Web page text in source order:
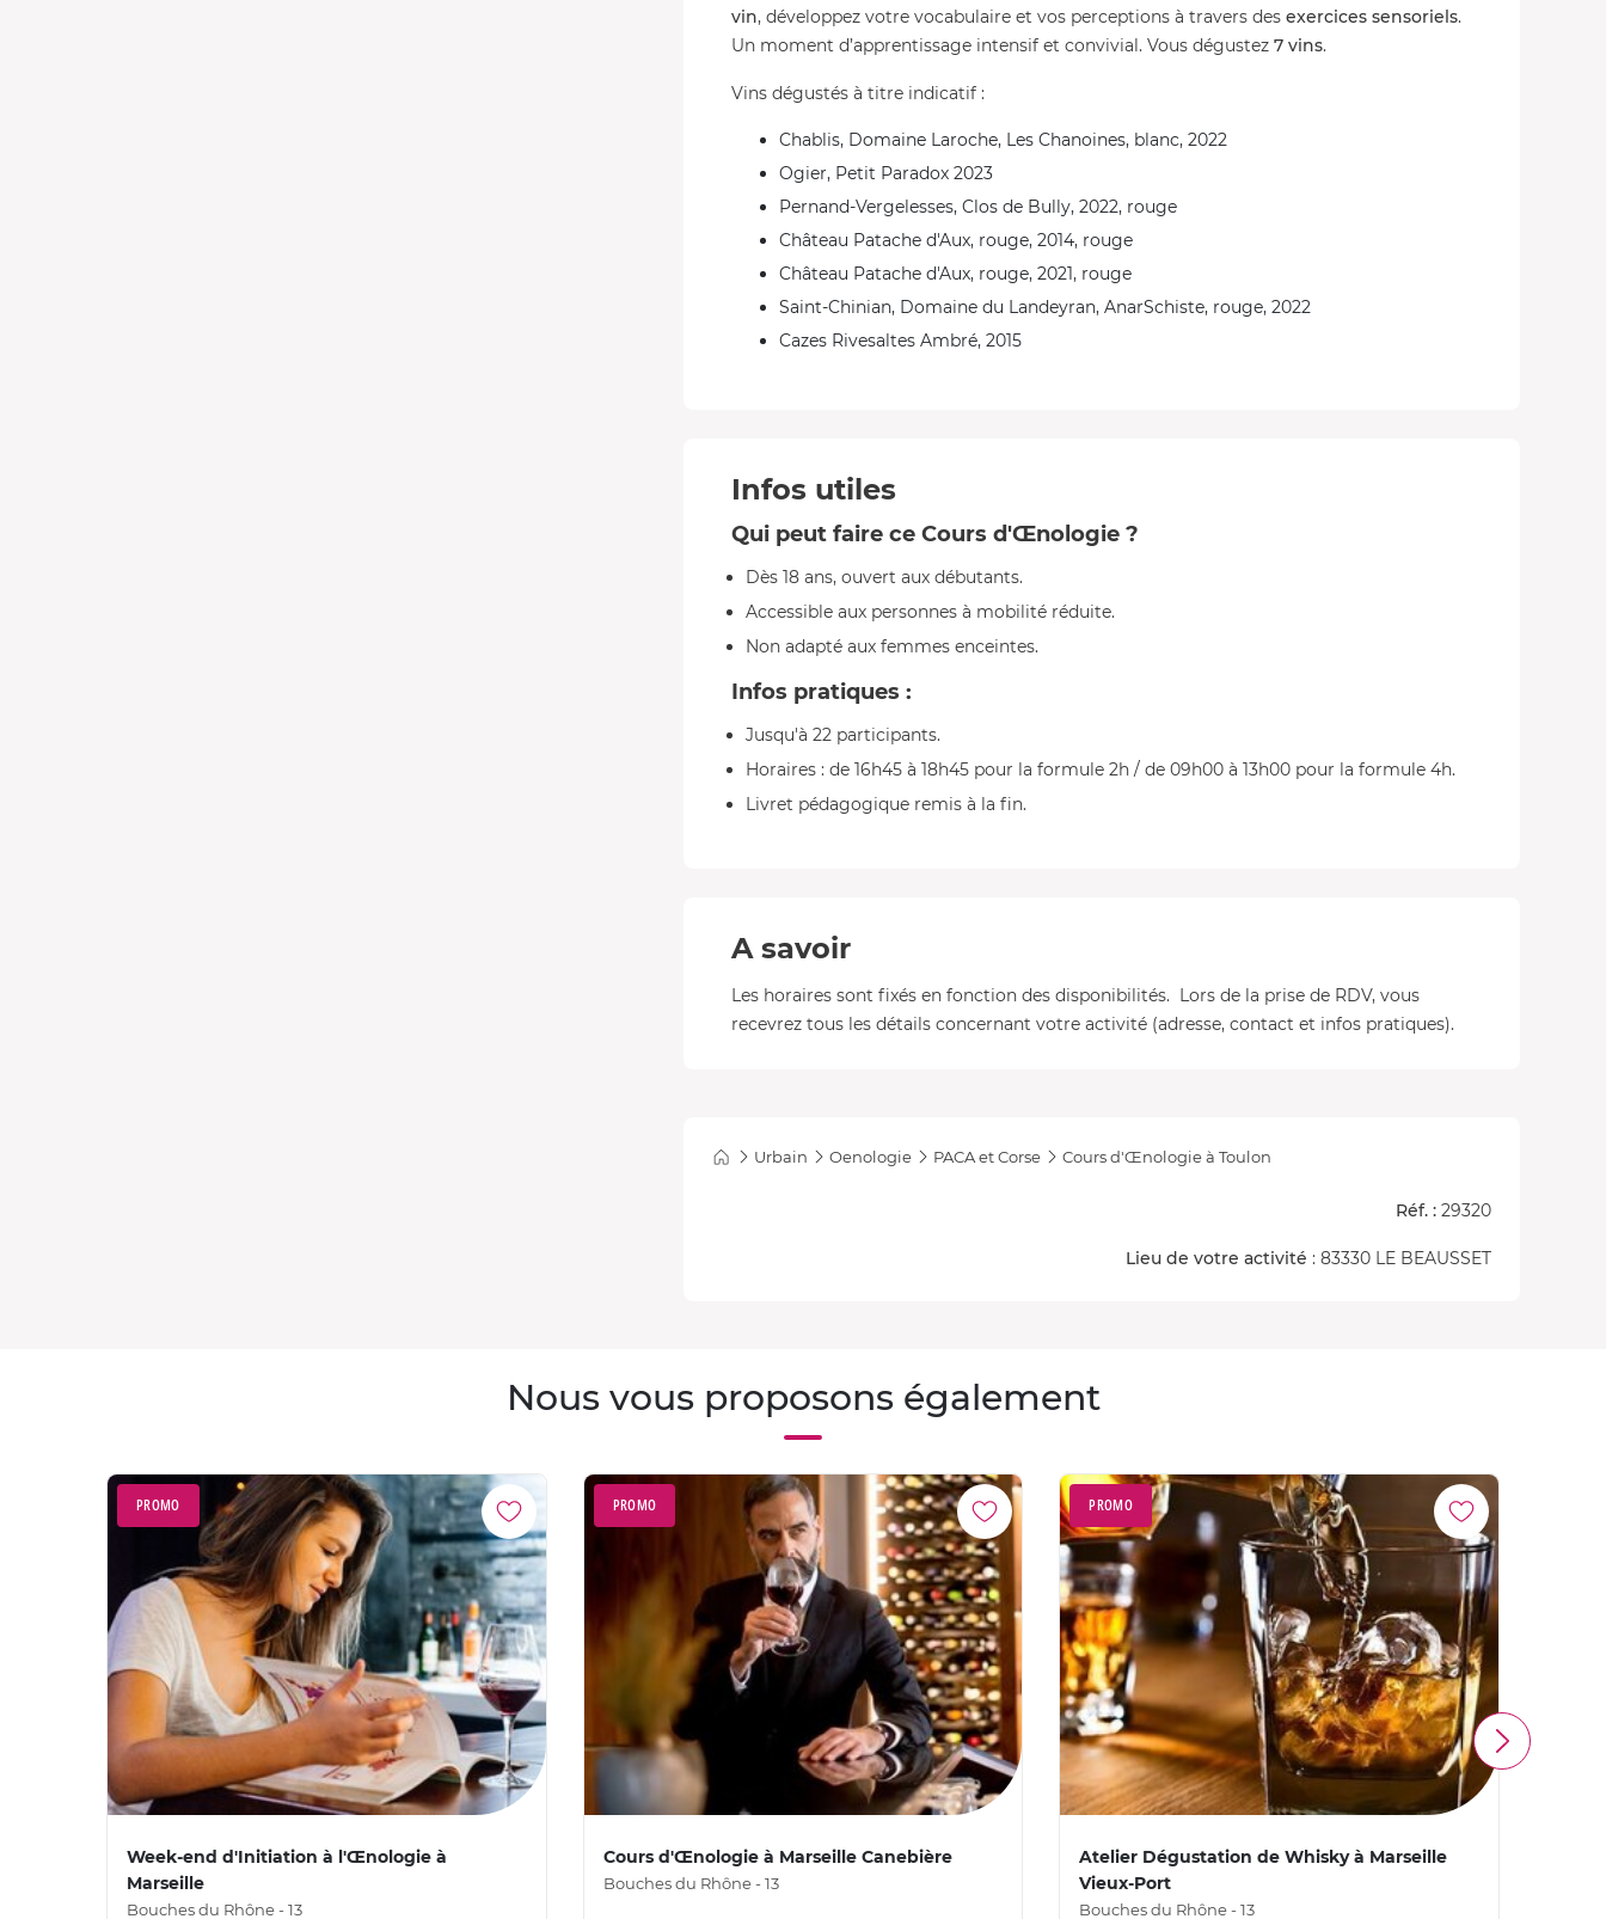
vin, développez votre vocabulaire et vos perceptions à travers des exercices sensoriels.
Un moment d’apprentissage intensif et convivial. Vous dégustez 7 vins.
Vins dégustés à titre indicatif :
Chablis, Domaine Laroche, Les Chanoines, blanc, 2022
Ogier, Petit Paradox 2023
Pernand-Vergelesses, Clos de Bully, 2022, rouge
Château Patache d'Aux, rouge, 2014, rouge
Château Patache d'Aux, rouge, 2021, rouge
Saint-Chinian, Domaine du Landeyran, AnarSchiste, rouge, 2022
Cazes Rivesaltes Ambré, 2015
Infos utiles
Qui peut faire ce Cours d'Œnologie ?
Dès 18 ans, ouvert aux débutants.
Accessible aux personnes à mobilité réduite.
Non adapté aux femmes enceintes.
Infos pratiques :
Jusqu'à 22 participants.
Horaires : de 16h45 à 18h45 pour la formule 2h / de 09h00 à 13h00 pour la formule 4h.
Livret pédagogique remis à la fin.
A savoir
Les horaires sont fixés en fonction des disponibilités. Lors de la prise de RDV, vous
recevrez tous les détails concernant votre activité (adresse, contact et infos pratiques).
Urbain Oenologie PACA et Corse Cours d'Œnologie à Toulon
Réf. : 29320
Lieu de votre activité : 83330 LE BEAUSSET
Nous vous proposons également
PROMO
Week-end d'Initiation à l'Œnologie à
Marseille
Bouches du Rhône - 13
PROMO
Cours d'Œnologie à Marseille Canebière
Bouches du Rhône - 13
PROMO
Atelier Dégustation de Whisky à Marseille
Vieux-Port
Bouches du Rhône - 13